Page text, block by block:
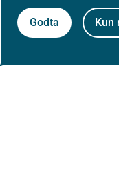
Godta Kun